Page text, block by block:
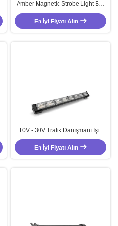
Amber Magnetic Strobe Light Bar
COB LED Trafik Danışmanı Beyaz
En İyi Fiyatı Alın
10V - 30V Trafik Danışmanı Işık
Çubuğu 36W Amber LED Trafik
Danışmanı
En İyi Fiyatı Alın